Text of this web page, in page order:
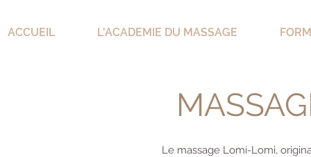
ACCUEIL L'ACADEMIE DU MASSAGE
Le massage Lomi-Lomi,